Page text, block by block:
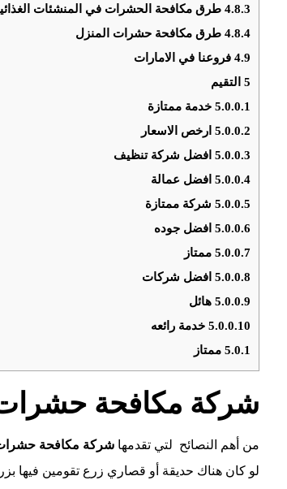
4.8.3طرق مكافحة الحشرات في المنشئات
4.8.4طرق مكافحة حشرات المنزل
4.9فروعنا في الامارات
5التقيم
5.0.0.1خدمة ممتازة
5.0.0.2ارخص الاسعار
5.0.0.3افضل شركة تنظيف
5.0.0.4افضل عمالة
5.0.0.5شركة ممتازة
5.0.0.6افضل جوده
5.0.0.7ممتاز
5.0.0.8افضل شركات
5.0.0.9هائل
5.0.0.10خدمة رائعه
5.0.1ممتاز
شركة مكافحة
من أهم النصائح لتي تقدمها شركة مكافحة
لو كان هناك حديقة أو قصاري زرع تقومين فيها